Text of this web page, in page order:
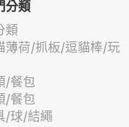
分類
類
薄荷/抓板/逗貓棒/玩
/餐包
/餐包
/球/結繩